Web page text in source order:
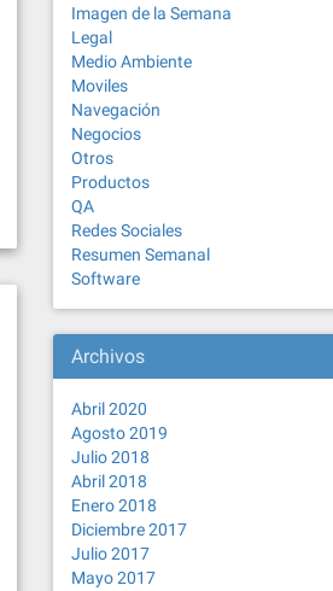
Imagen de la Semana
Legal
Medio Ambiente
Moviles
Navegación
Negocios
Otros
Productos
QA
Redes Sociales
Resumen Semanal
Software
Archivos
Abril 2020
Agosto 2019
Julio 2018
Abril 2018
Enero 2018
Diciembre 2017
Julio 2017
Mayo 2017